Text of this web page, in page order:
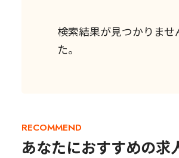
検索結果が見つかりませ
た。
RECOMMEND
あなたにおすすめの求